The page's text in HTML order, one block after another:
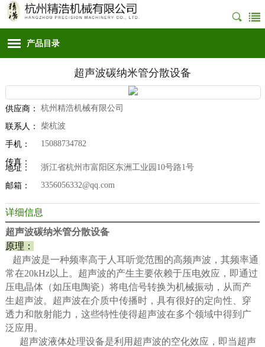
产品目录
超声波碳纳米管分散设备
供应商： 杭州精浩机械有限公司
联系人： 柴杭波
手机： 15088734782
传真：
地址： 浙江省杭州市富阳区东洲工业园10号路1号
邮箱： 3356056332@qq.com
详细信息
超声波碳纳米管分散设备
原理：
超声波是一种频率高于人耳听觉范围的高频声波，其频率通
常在20kHz以上。超声波的产生主要依赖于压电效应，即通过
压电晶体（如压电陶瓷）将电信号转换为机械振动，从而产
生超声波。超声波在介质中传播时，具有很好的定向性、穿
透力和散射能力，这些特性使得超声波在多个领域中得到广
泛应用。
超声波液体处理设备是利用超声波的空化效应，即当超声